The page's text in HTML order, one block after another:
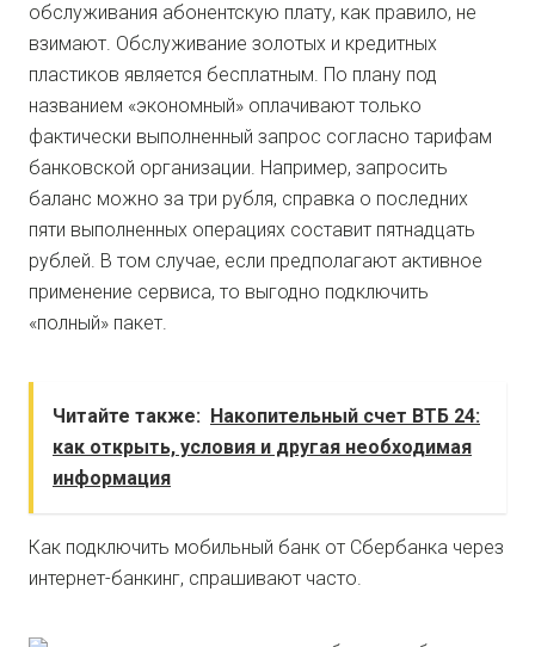
обслуживания абонентскую плату, как правило, не
взимают. Обслуживание золотых и кредитных
пластиков является бесплатным. По плану под
названием «экономный» оплачивают только
фактически выполненный запрос согласно тарифам
банковской организации. Например, запросить
баланс можно за три рубля, справка о последних
пяти выполненных операциях составит пятнадцать
рублей. В том случае, если предполагают активное
применение сервиса, то выгодно подключить
«полный» пакет.
Читайте также: Накопительный счет ВТБ 24:
как открыть, условия и другая необходимая
информация
Как подключить мобильный банк от Сбербанка через
интернет-банкинг, спрашивают часто.